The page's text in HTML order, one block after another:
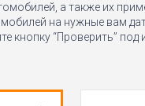
а также их
на нужные вам
кнопку “Проверить”